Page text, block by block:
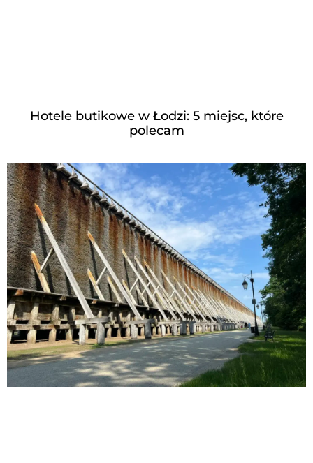
Hotele butikowe w Łodzi: 5 miejsc, które
polecam